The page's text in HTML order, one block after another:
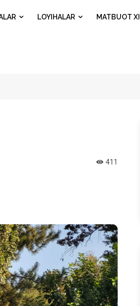
LOYIHALAR MATBUOT
411